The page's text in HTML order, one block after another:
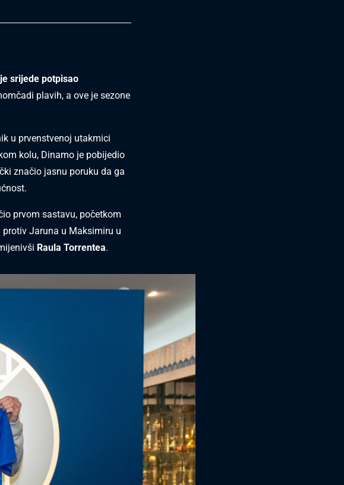
srijede potpisao
plavih, a ove je sezone
u prvenstvenoj utakmici
kolu, Dinamo je pobijedio
značio jasnu poruku da ga
prvom sastavu, početkom
Jaruna u Maksimiru u
Raula Torrentea.